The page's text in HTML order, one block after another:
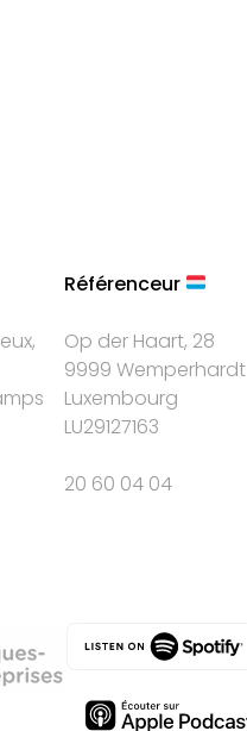
Référenceur
Op der Haart, 28
9999 Wemperhardt
Luxembourg
LU29127163
20 60 04 04